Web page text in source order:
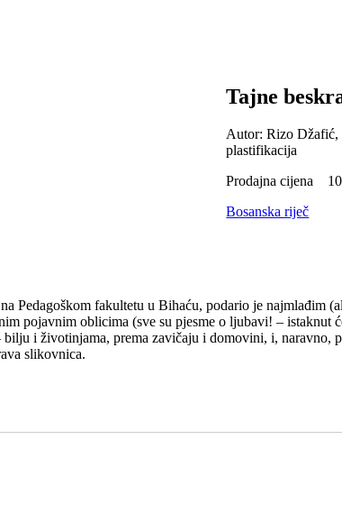
Tajne
Autor: Rizo Džafić,
plastifikacija
Prodajna cijena
Bosanska riječ
Pedagoškom fakultetu u Bihaću, podario je najmlađim
pojavnim oblicima (sve su pjesme o ljubavi! –
i životinjama, prema zavičaju i domovini, i, naravno,
slikovnica.